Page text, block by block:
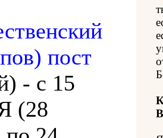
пост
- с 15
(28